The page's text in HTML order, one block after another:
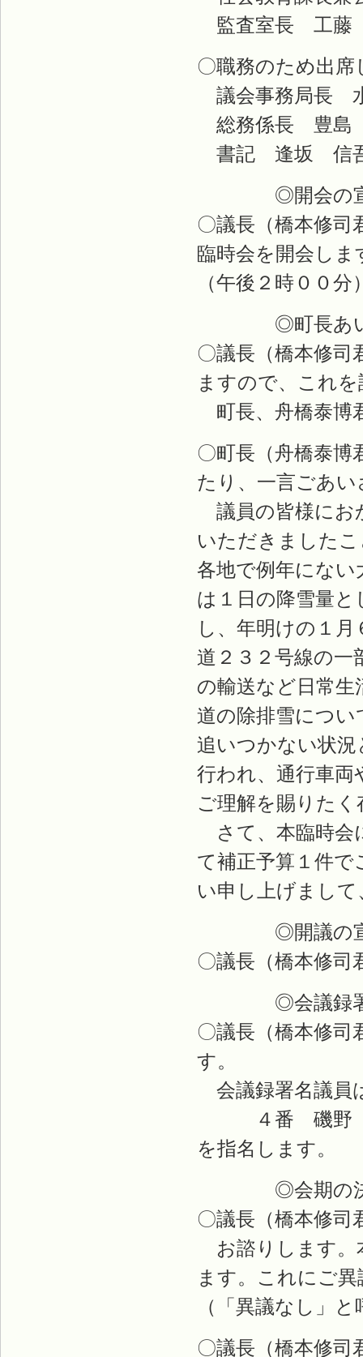
監査室長 工
〇職務のため出席
議会事務局長
総務係長 豊
書記
◎開会の
〇議長（橋本修
臨時会を開会しま
（午後２時００分
◎町長あい
〇議長（橋本修
ますので、これ
町長、舟橋泰博
〇町長（舟橋泰
たり、一言ごあ
議員の皆様にお
いただきました
各地で例年にない
は１日の降雪量
し、年明けの１
道２３２号線の一
の輸送など日常
道の除排雪につ
追いつかない状
行われ、通行車
ご理解を賜りた
さて、本臨時会
て補正予算１件
い申し上げまし
◎開議の
〇議長（橋本修
◎会議録署名
〇議長（橋本修
す。
会議録署名議員
４番 磯
を指名します。
◎会期の
〇議長（橋本修
お諮りします。
ます。これにご
（「異議なし」
〇議長（橋本修